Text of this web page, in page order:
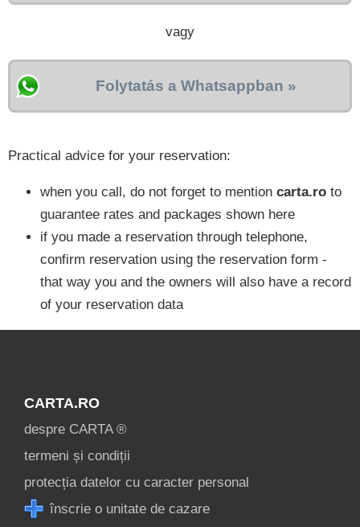
vagy
Folytatás a Whatsappban »
Practical advice for your reservation:
when you call, do not forget to mention carta.ro to
guarantee rates and packages shown here
if you made a reservation through telephone,
confirm reservation using the reservation form -
that way you and the owners will also have a record
of your reservation data
CARTA.RO
despre CARTA ®
termeni și condiții
protecția datelor cu caracter personal
înscrie o unitate de cazare